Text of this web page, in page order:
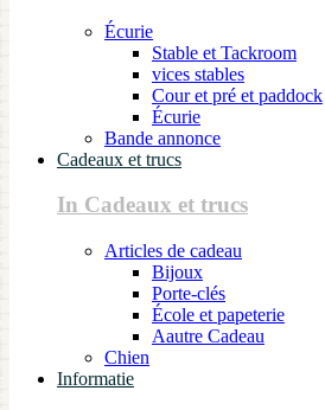
Écurie
Stable et Tackroom
vices stables
Cour et pré et paddock
Écurie
Bande annonce
Cadeaux et trucs
In Cadeaux et trucs
Articles de cadeau
Bijoux
Porte-clés
École et papeterie
Aautre Cadeau
Chien
Informatie